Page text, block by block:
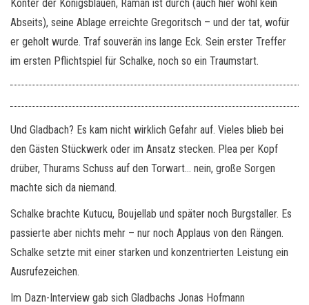
Konter der Königsblauen, Raman ist durch (auch hier wohl kein
Abseits), seine Ablage erreichte Gregoritsch – und der tat, wofür
er geholt wurde. Traf souverän ins lange Eck. Sein erster Treffer
im ersten Pflichtspiel für Schalke, noch so ein Traumstart.
Und Gladbach? Es kam nicht wirklich Gefahr auf. Vieles blieb bei
den Gästen Stückwerk oder im Ansatz stecken. Plea per Kopf
drüber, Thurams Schuss auf den Torwart… nein, große Sorgen
machte sich da niemand.
Schalke brachte Kutucu, Boujellab und später noch Burgstaller. Es
passierte aber nichts mehr – nur noch Applaus von den Rängen.
Schalke setzte mit einer starken und konzentrierten Leistung ein
Ausrufezeichen.
Im Dazn-Interview gab sich Gladbachs Jonas Hofmann